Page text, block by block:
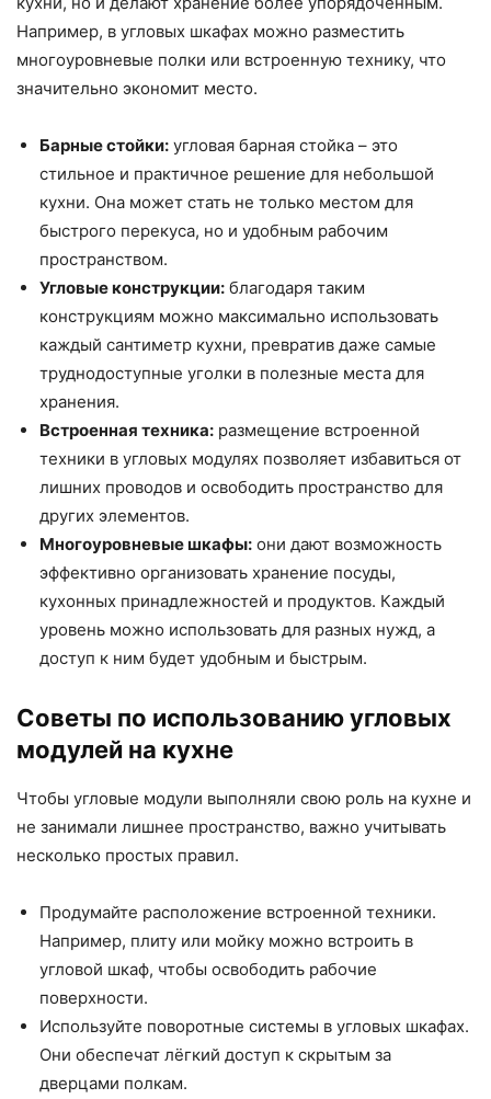
Например, в угловых шкафах можно разместить
многоуровневые полки или встроенную технику, что
значительно экономит место.
Барные стойки: угловая барная стойка – это
стильное и практичное решение для небольшой
кухни. Она может стать не только местом для
быстрого перекуса, но и удобным рабочим
пространством.
Угловые конструкции: благодаря таким
конструкциям можно максимально использовать
каждый сантиметр кухни, превратив даже самые
труднодоступные уголки в полезные места для
хранения.
Встроенная техника: размещение встроенной
техники в угловых модулях позволяет избавиться от
лишних проводов и освободить пространство для
других элементов.
Многоуровневые шкафы: они дают возможность
эффективно организовать хранение посуды,
кухонных принадлежностей и продуктов. Каждый
уровень можно использовать для разных нужд, а
доступ к ним будет удобным и быстрым.
Советы по использованию угловых
модулей на кухне
Чтобы угловые модули выполняли свою роль на кухне и
не занимали лишнее пространство, важно учитывать
несколько простых правил.
Продумайте расположение встроенной техники.
Например, плиту или мойку можно встроить в
угловой шкаф, чтобы освободить рабочие
поверхности.
Используйте поворотные системы в угловых шкафах.
Они обеспечат лёгкий доступ к скрытым за
дверцами полкам.